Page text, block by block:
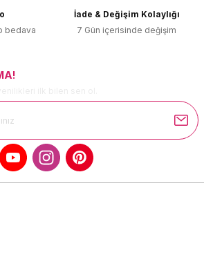
daha pahalı.
alternatifler olmalı.
bedava
İade & Değişim Kolaylığı
7 Gün içerisinde değişim